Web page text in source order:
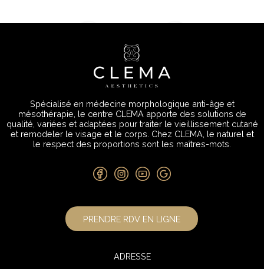
Spécialisé en médecine morphologique anti-âge et
mésothérapie, le centre CLEMA apporte des solutions de
qualité, variées et adaptées pour traiter le vieillissement cutané
et remodeler le visage et le corps. Chez CLEMA, le naturel et
le respect des proportions sont les maîtres-mots.
PRENDRE RDV EN LIGNE
ADRESSE